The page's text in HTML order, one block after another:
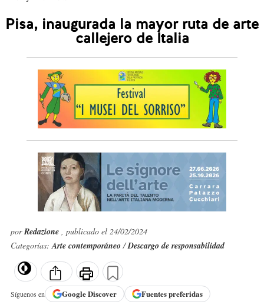
Pisa, inaugurada la mayor ruta de arte
callejero de Italia
porRedazione , publicado el 24/02/2024
Categorías:Arte contemporáneo/Descargo de responsabilidad
Síguenos en GoogleDiscover Fuentes preferidas